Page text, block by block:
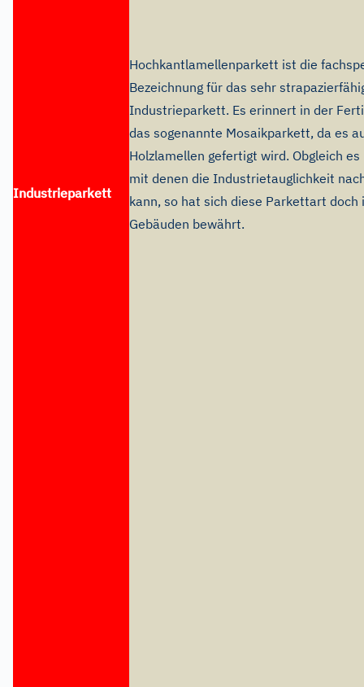
Industrieparkett
Hochkantlamellenparkett ist die
Bezeichnung für das sehr
Industrieparkett. Es erinnert in der
das sogenannte Mosaikparkett, da es
Holzlamellen gefertigt wird. Obgleich
mit denen die Industrietauglichkeit
kann, so hat sich diese Parkettart doch
Gebäuden bewährt.